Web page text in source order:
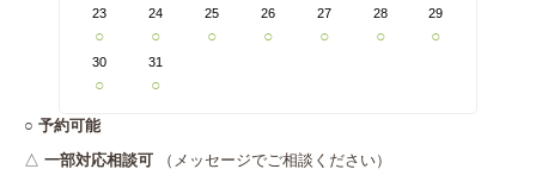
23
○
24
○
25
○
26
○
27
○
28
○
29
○
30
○
31
○
○ 予約可能
△ 一部対応相談可
（メッセージでご相談ください）